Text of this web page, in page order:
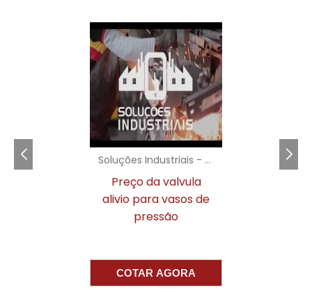
empresa com a segurança de todos.
VANTAGENS DE
TRABALHAR COM UM
FORNECEDOR LOCAL
Optar por umfornecedor de extintor de
incêndio
local traz vantagens significativas.
A proximidade geográfica facilita o
atendimento e a rapidez nas entregas. Além
disso, um fornecedor local conhece as
regulamentações e necessidades específicas
Soluções Industriais - AC
Preço da valvula
alivio para vasos de
pressão
COTAR AGORA